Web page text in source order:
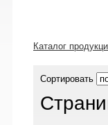
Каталог
Сортировать